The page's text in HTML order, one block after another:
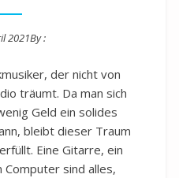
2021By :
der nicht von
träumt. Da man sich
Geld ein solides
bleibt dieser Traum
Eine Gitarre, ein
Computer sind alles,